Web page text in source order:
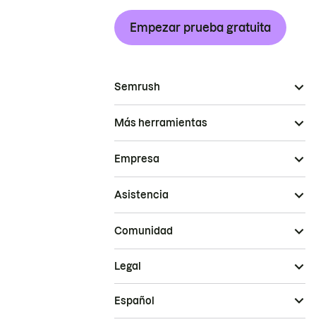
Empezar prueba gratuita
Semrush
Más herramientas
Empresa
Asistencia
Comunidad
Legal
Español